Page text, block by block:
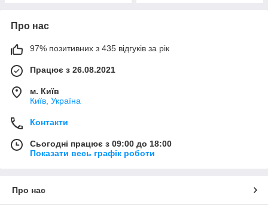
Про нас
97% позитивних з 435 відгуків за рік
Працює з 26.08.2021
м. Київ
Київ, Україна
Контакти
Сьогодні працює з 09:00 до 18:00
Показати весь графік роботи
Про нас